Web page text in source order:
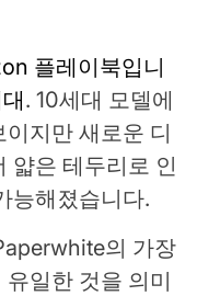
플레이북입니
. 10세대 모델에
지만 새로운 디
얇은 테두리로 인
능해졌습니다.
의 가장
일한 것을 의미